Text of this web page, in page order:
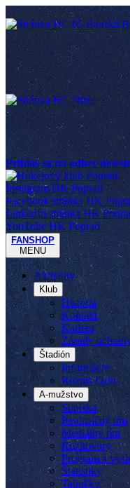
Prihlás sa na odber
Instagram HK Poprad
Facebook stránka HK
LinkedIn stránka HK
YouTube HK Poprad
FANSHOP
MENU
Aktuality
Klub
História
Kontakt
Kariéra
Zásady
Štadión
Informácie
Rozpis ľadu
A-mužstvo
Súpiska
Realizačný tím
Mediálny tím
Rozhovory
Program a
Štatistiky
Tabuľky